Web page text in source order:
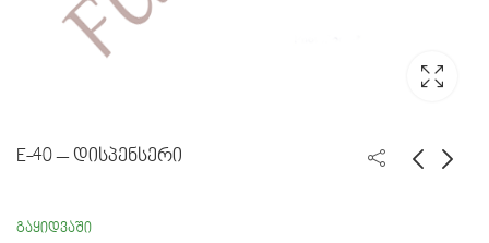
E-40 – დისპენსერი
გაყიდვაში